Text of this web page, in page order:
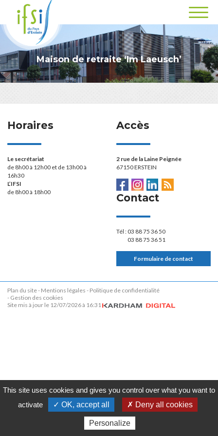
Maison de retraite ‘Im Laeusch’
Horaires
Le secrétariat
de 8h00 à 12h00 et de 13h00 à
16h30
L’IFSI
de 8h00 à 18h00
Accès
2 rue de la Laine Peignée
67150 ERSTEIN
Contact
Tél : 03 88 75 36 50
03 88 75 36 51
Formulaire de contact
Plan du site Mentions légales
Politique de confidentialité
Gestion des cookies
Site mis à jour le 12/07/2026 à 16:31
This site uses cookies and gives you control over what you want to
activate
✓ OK, accept all ✗ Deny all cookies
Personalize